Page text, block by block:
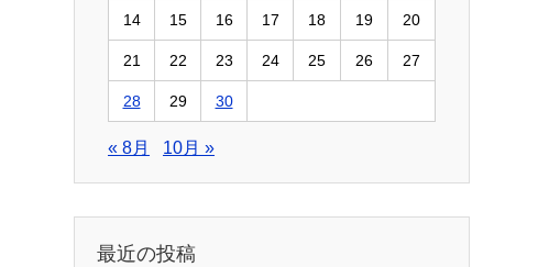
14 15 16 17 18 19 20
21 22 23 24 25 26 27
28 29 30
« 8月 10月 »
最近の投稿